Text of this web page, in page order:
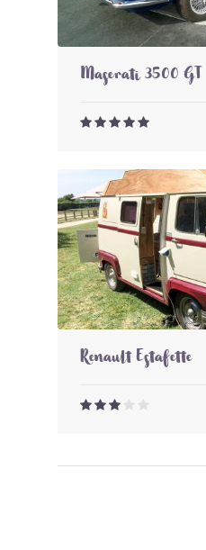
Maserati 3500 GT
Renault Estafette